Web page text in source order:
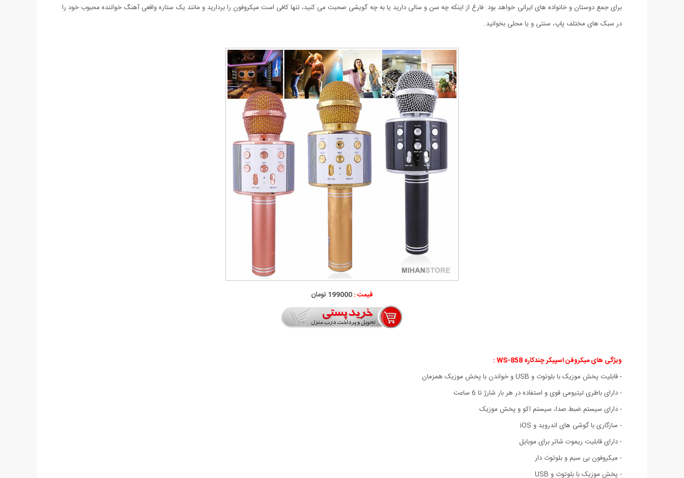
برای جمع دوستان و خانواده های ایرانی خواهد بود. فارغ از اینکه چه سن و سالی دارید یا به چه گویشی صحبت می کنید، تنها کافی است میکروفون را بردارید و مانند یک ستاره واقعی آهنگ خواننده محبوب خود را
در سبک های مختلف پاپ، سنتی و یا محلی بخوانید.
قیمت :199000 تومان
ویژگی های میکروفن اسپیکر چندکاره WS-858 :
- قابلیت پخش موزیک با بلوتوث و USB و خواندن با پخش موزیک همزمان
- دارای باطری لیتیومی قوی و استفاده در هر بار شارژ تا 6 ساعت
- دارای سیستم ضبط صدا، سیستم اکو و پخش موزیک
- سازگاری با گوشی های اندروید و iOS
- دارای قابلیت ریموت شاتر برای موبایل
- میکروفون بی سیم و بلوتوث دار
- پخش موزیک با بلوتوث و USB